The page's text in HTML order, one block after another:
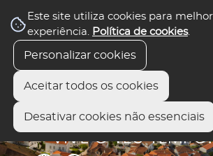
Este site utiliza cookies para
experiência. Política de cookies.
Personalizar cookies
Aceitar todos os cookies
Desativar cookies não essenciais